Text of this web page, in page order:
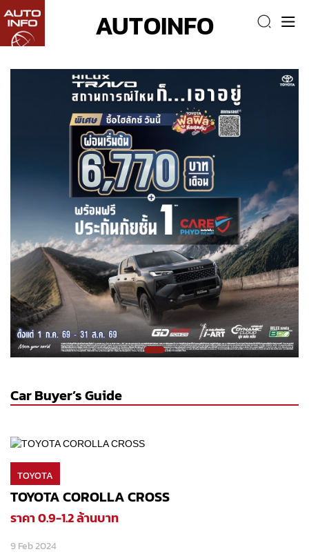
AUTOINFO
Car Buyer’s Guide
TOYOTA
TOYOTA COROLLA CROSS
ราคา 0.9-1.2 ล้านบาท
9 Feb 2024